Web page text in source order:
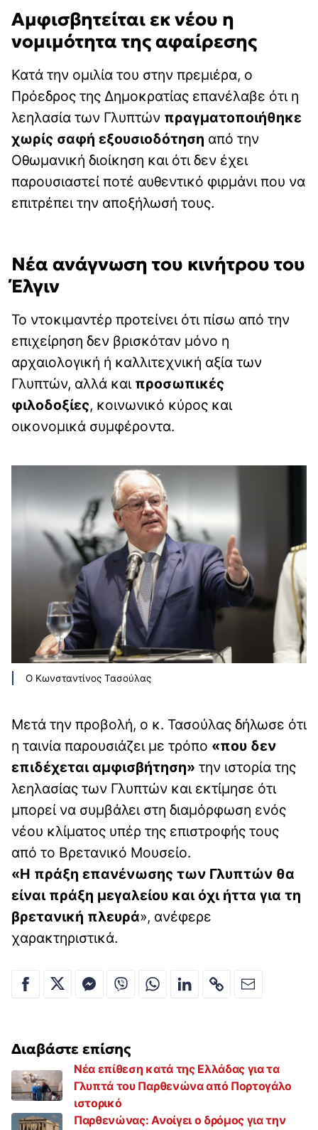
Αμφισβητείται εκ νέου η
νομιμότητα της αφαίρεσης
Κατά την ομιλία του στην πρεμιέρα, ο
Πρόεδρος της Δημοκρατίας επανέλαβε ότι η
λεηλασία των Γλυπτών πραγματοποιήθηκε
χωρίς σαφή εξουσιοδότηση από την
Οθωμανική διοίκηση και ότι δεν έχει
παρουσιαστεί ποτέ αυθεντικό φιρμάνι που να
επιτρέπει την αποξήλωσή τους.
Νέα ανάγνωση του κινήτρου του
Έλγιν
Το ντοκιμαντέρ προτείνει ότι πίσω από την
επιχείρηση δεν βρισκόταν μόνο η
αρχαιολογική ή καλλιτεχνική αξία των
Γλυπτών, αλλά και προσωπικές
φιλοδοξίες, κοινωνικό κύρος και
οικονομικά συμφέροντα.
Ο Κωνσταντίνος Τασούλας
Μετά την προβολή, ο κ. Τασούλας δήλωσε ότι
η ταινία παρουσιάζει με τρόπο «που δεν
επιδέχεται αμφισβήτηση» την ιστορία της
λεηλασίας των Γλυπτών και εκτίμησε ότι
μπορεί να συμβάλει στη διαμόρφωση ενός
νέου κλίματος υπέρ της επιστροφής τους
από το Βρετανικό Μουσείο.
«Η πράξη επανένωσης των Γλυπτών θα
είναι πράξη μεγαλείου και όχι ήττα για τη
βρετανική πλευρά», ανέφερε
χαρακτηριστικά.
Διαβάστε επίσης
Νέα επίθεση κατά της Ελλάδας για τα
Γλυπτά του Παρθενώνα από Πορτογάλο
ιστορικό
Παρθενώνας: Ανοίγει ο δρόμος για την